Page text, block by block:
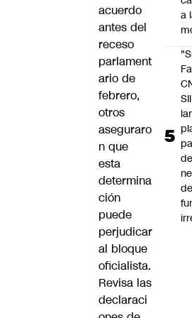
acuerdo
antes del
receso
parlament
ario de
febrero,
otros
aseguraro
n que
esta
determina
ción
puede
perjudicar
al bloque
oficialista.
Revisa las
declaraci
a
SII
de